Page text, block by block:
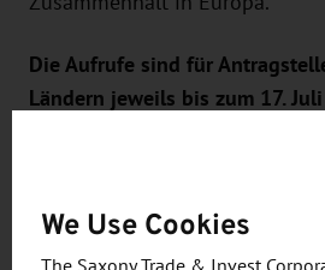
Die Aufrufe sind für
Ländern jeweils bis zum 17.
Im Rahmen des ersten
"Intelligente, sichere,
Mobilität und Verkehrssysteme
We Use Cookies